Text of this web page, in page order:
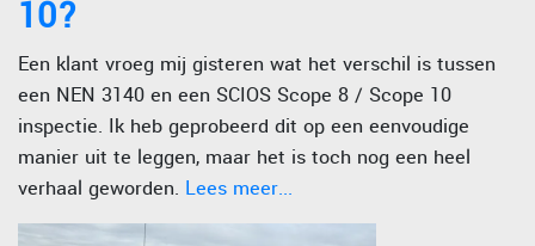
10?
Een klant vroeg mij gisteren wat het verschil is tussen
een NEN 3140 en een SCIOS Scope 8 / Scope 10
inspectie. Ik heb geprobeerd dit op een eenvoudige
manier uit te leggen, maar het is toch nog een heel
verhaal geworden. Lees meer...